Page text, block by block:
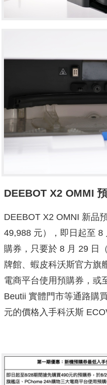
DEEBOT X2 OMMI
DEEBOT X2 OMNI 新品
49,988 元），即日起至
購券，只要於 8 月 29 日
牌館、蝦皮科沃斯官方旗
電商平台使用預購券，或
Beutii 實體門市等通路購
元的價格入手科沃斯